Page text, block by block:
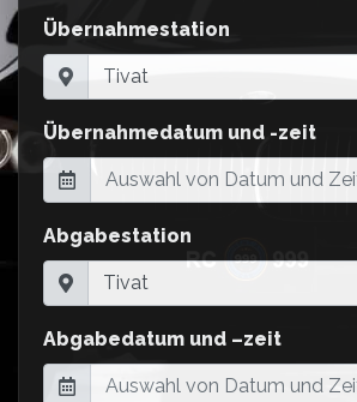
Übernahmestation
Übernahmedatum und -zeit
Abgabestation
Abgabedatum und –zeit